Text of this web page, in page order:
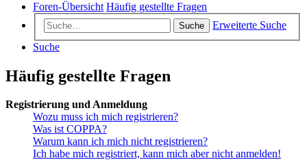
Foren-Übersicht Häufig gestellte Fragen
Suche
Erweiterte Suche
Suche
Häufig gestellte Fragen
Registrierung und Anmeldung
Wozu muss ich mich registrieren?
Was ist COPPA?
Warum kann ich mich nicht registrieren?
Ich habe mich registriert, kann mich aber nicht anmelden!